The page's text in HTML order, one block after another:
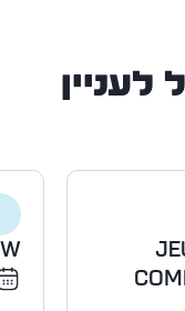
לעניין